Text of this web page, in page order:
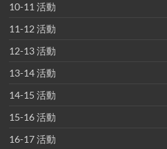
10-11 活動
11-12 活動
12-13 活動
13-14 活動
14-15 活動
15-16 活動
16-17 活動